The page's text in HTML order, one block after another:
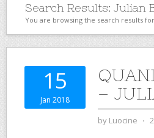
Search Results: Julian
You are browsing the search results
15
Jan 2018
–
by Luocine ⋅